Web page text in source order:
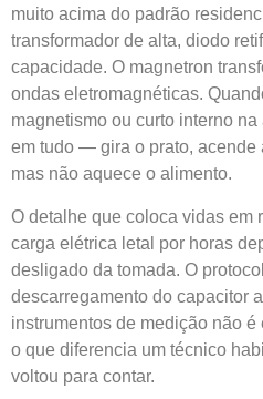
muito acima do padrão
transformador de alta, diodo
capacidade. O magnetron
ondas eletromagnéticas.
magnetismo ou curto interno
em tudo — gira o prato,
mas não aquece o alimento.
O detalhe que coloca vidas em
carga elétrica letal por horas
desligado da tomada. O
descarregamento do capacitor
instrumentos de medição não
o que diferencia um técnico
voltou para contar.